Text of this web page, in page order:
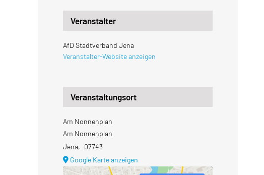
Veranstalter
AfD Stadtverband Jena
Veranstalter-Website anzeigen
Veranstaltungsort
Am Nonnenplan
Am Nonnenplan
Jena, 07743
Google Karte anzeigen